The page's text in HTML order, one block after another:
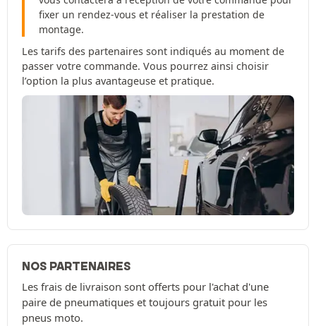
fixer un rendez-vous et réaliser la prestation de
montage.
Les tarifs des partenaires sont indiqués au moment de
passer votre commande. Vous pourrez ainsi choisir
l’option la plus avantageuse et pratique.
NOS PARTENAIRES
Les frais de livraison sont offerts pour l'achat d'une
paire de pneumatiques et toujours gratuit pour les
pneus moto.